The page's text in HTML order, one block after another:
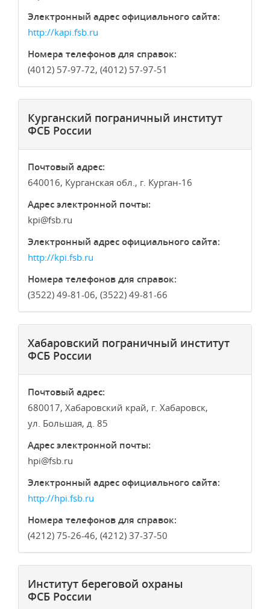
Электронный адрес официального сайта:
http://kapi.fsb.ru
Номера телефонов для справок:
(4012) 57-97-72, (4012) 57-97-51
Курганский пограничный институт
ФСБ России
Почтовый адрес:
640016, Курганская обл., г. Курган-16
Адрес электронной почты:
kpi
fsb.ru
Электронный адрес официального сайта:
http://kpi.fsb.ru
Номера телефонов для справок:
(3522) 49-81-06, (3522) 49-81-66
Хабаровский пограничный институт
ФСБ России
Почтовый адрес:
680017, Хабаровский край, г. Хабаровск,
ул. Большая, д. 85
Адрес электронной почты:
hpi
fsb.ru
Электронный адрес официального сайта:
http://hpi.fsb.ru
Номера телефонов для справок:
(4212) 75-26-46, (4212) 37-37-50
Институт береговой охраны
ФСБ России